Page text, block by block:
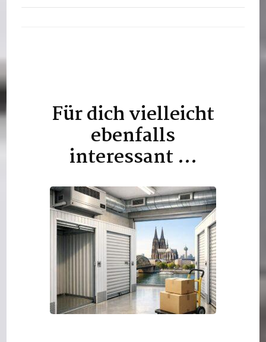
Beitragsnavigation
Für dich vielleicht
ebenfalls
interessant …